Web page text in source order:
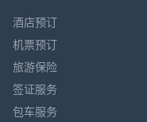
酒店预订
机票预订
旅游保险
签证服务
包车服务